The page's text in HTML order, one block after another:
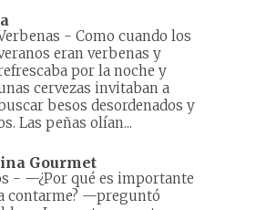
- Como cuando los
eran verbenas y
por la noche y
cervezas invitaban a
besos desordenados y
Las peñas olían...
Gourmet
- —¿Por qué es importante
contarme? —preguntó